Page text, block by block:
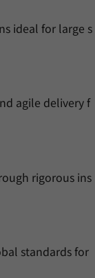
ideal for large s
agile delivery f
rigorous ins
standards for